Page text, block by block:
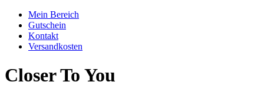
Mein Bereich
Gutschein
Kontakt
Versandkosten
Closer To You